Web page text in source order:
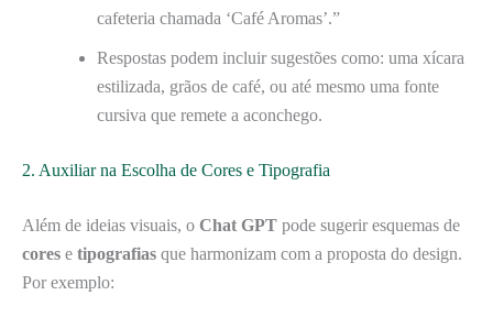
cafeteria chamada ‘Café Aromas’.”
Respostas podem incluir sugestões como: uma xícara
estilizada, grãos de café, ou até mesmo uma fonte
cursiva que remete a aconchego.
2. Auxiliar na Escolha de Cores e Tipografia
Além de ideias visuais, o Chat GPT pode sugerir esquemas de
cores e tipografias que harmonizam com a proposta do design.
Por exemplo: